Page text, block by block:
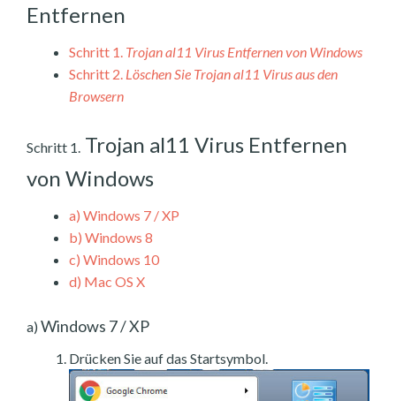
Entfernen
Schritt 1. Trojan al11 Virus Entfernen von Windows
Schritt 2. Löschen Sie Trojan al11 Virus aus den
Browsern
Schritt 1. Trojan al11 Virus Entfernen
von Windows
a) Windows 7 / XP
b) Windows 8
c) Windows 10
d) Mac OS X
a) Windows 7 / XP
Drücken Sie auf das Startsymbol.